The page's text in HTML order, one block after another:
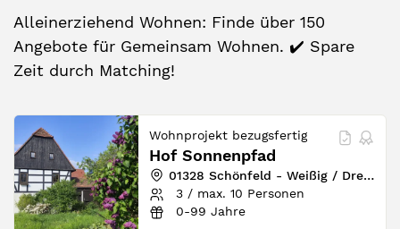
Alleinerziehend Wohnen: Finde über 150
Angebote für Gemeinsam Wohnen. ✔️ Spare
Zeit durch Matching!
Wohnprojekt bezugsfertig
Hof Sonnenpfad
01328 Schönfeld - Weißig / Dresden, Sachsen, Deutschland
3 / max. 10 Personen
0-99 Jahre